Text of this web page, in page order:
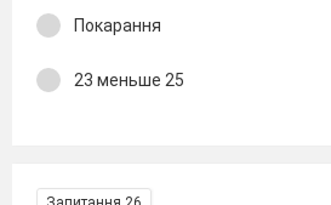
Покарання
23 меньше 25